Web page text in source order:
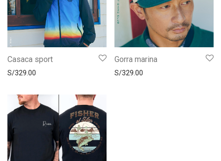
Casaca sport
S/329.00
Gorra marina
S/329.00